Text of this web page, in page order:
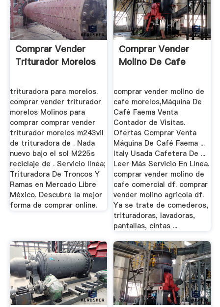
Comprar Vender
Triturador Morelos
trituradora para morelos.
comprar vender triturador
morelos Molinos para
comprar comprar vender
triturador morelos m243vil
de trituradora de . Nada
nuevo bajo el sol M225s
reciclaje de . Servicio línea;
Trituradora De Troncos Y
Ramas en Mercado Libre
México. Descubre la mejor
forma de comprar online.
Comprar Vender
Molino De Cafe
comprar vender molino de
cafe morelos,Máquina De
Café Faema Venta
Contador de Visitas.
Ofertas Comprar Venta
Máquina De Café Faema ...
Italy Usada Cafetera De ...
Leer Más Servicio En Línea.
comprar vender molino de
cafe comercial df. comprar
vender molino agricola df.
Ya se trate de comederos,
trituradoras, lavadoras,
pantallas, cintas ...